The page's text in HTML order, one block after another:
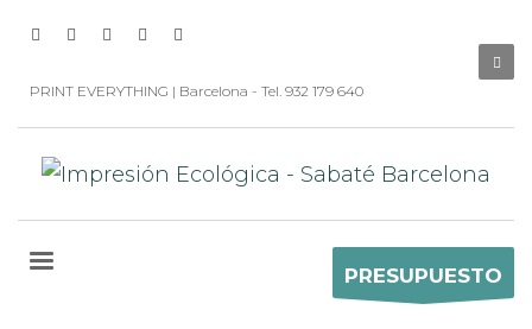
PRINT EVERYTHING | Barcelona - Tel. 932 179 640
PRESUPUESTO